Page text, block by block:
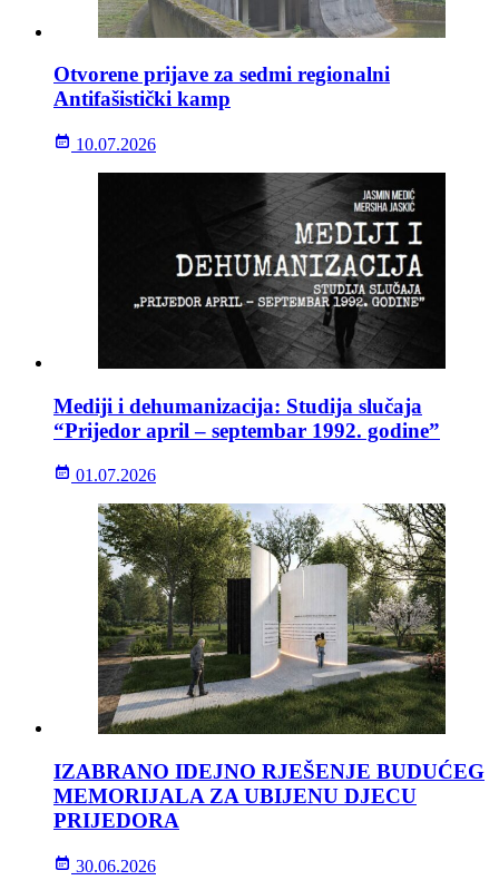
Otvorene prijave za sedmi regionalni
Antifašistički kamp
10.07.2026
Mediji i dehumanizacija: Studija slučaja
“Prijedor april – septembar 1992. godine”
01.07.2026
IZABRANO IDEJNO RJEŠENJE BUDUĆEG
MEMORIJALA ZA UBIJENU DJECU
PRIJEDORA
30.06.2026